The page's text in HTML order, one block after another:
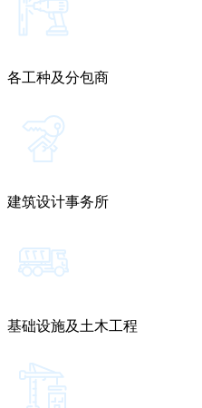
各工种及分包商
建筑设计事务所
基础设施及土木工程